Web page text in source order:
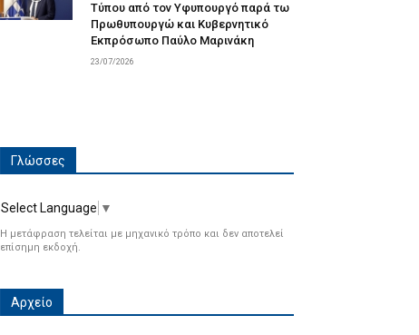
Τύπου από τον Υφυπουργό παρά τω
Πρωθυπουργώ και Κυβερνητικό
Εκπρόσωπο Παύλο Μαρινάκη
23/07/2026
Γλώσσες
Select Language ▼
Η μετάφραση τελείται με μηχανικό τρόπο και δεν αποτελεί
επίσημη εκδοχή.
Αρχείο